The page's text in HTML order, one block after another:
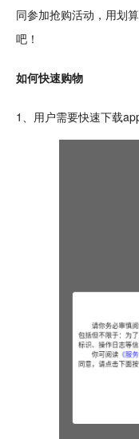
同参加抢购活动，用划
吧！
如何快速购物
1、用户需要快速下载